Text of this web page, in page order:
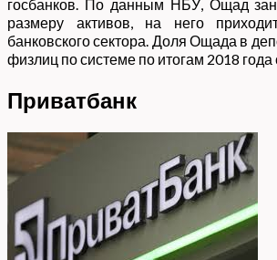
госбанков. По данным НБУ, Ощад
размеру активов, на него
банковского сектора. Доля Ощада в
физлиц по системе по итогам 2018 года
Приватбанк